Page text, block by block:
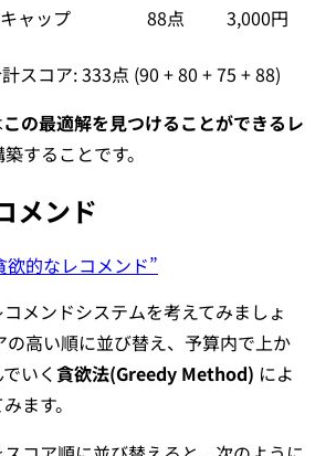
キャップ 88点 3,000円
スコア: 333点 (90 + 80 + 75 + 88)
この最適解を見つけることができるレ
することです。
メンド
的なレコメンド”
メンドシステムを考えてみましょ
の高い順に並び替え、予算内で上か
いく貪欲法(Greedy Method) によ
ます。